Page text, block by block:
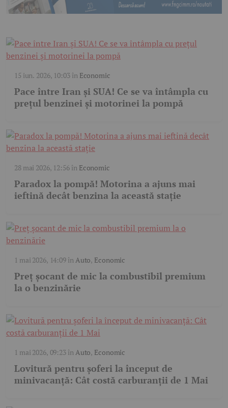
15 iun. 2026, 10:03în Economic
Pace între Iran și SUA! Ce se va întâmpla cu
prețul benzinei și motorinei la pompă
28 mai 2026, 12:56în Economic
Paradox la pompă! Motorina a ajuns mai
ieftină decât benzina la această stație
1 mai 2026, 14:09înAuto, Economic
Preț șocant de mic la combustibil premium
la o benzinărie
1 mai 2026, 09:23înAuto, Economic
Lovitură pentru șoferi la început de
minivacanță: Cât costă carburanții de 1 Mai